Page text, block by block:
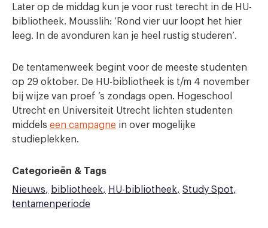
Later op de middag kun je voor rust terecht in de HU-
bibliotheek. Mousslih: ‘Rond vier uur loopt het hier
leeg. In de avonduren kan je heel rustig studeren’.
De tentamenweek begint voor de meeste studenten
op 29 oktober. De HU-bibliotheek is t/m 4 november
bij wijze van proef ’s zondags open. Hogeschool
Utrecht en Universiteit Utrecht lichten studenten
middels een campagne in over mogelijke
studieplekken.
Categorieën & Tags
Nieuws
bibliotheek HU-bibliotheek Study Spot
tentamenperiode